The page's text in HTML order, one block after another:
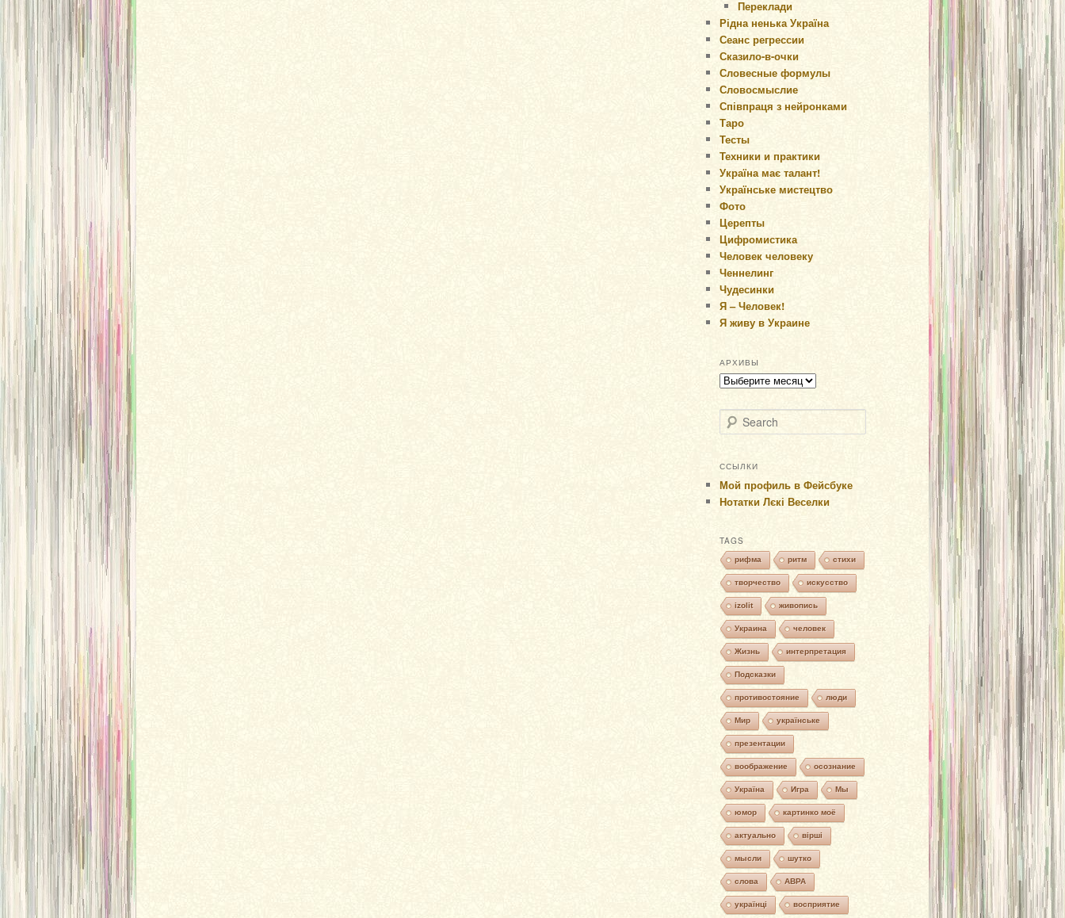
Переклади
Рідна ненька Україна
Сеанс регрессии
Сказило-в-очки
Словесные формулы
Словосмыслие
Співпраця з нейронками
Таро
Тесты
Техники и практики
Україна має талант!
Українське мистецтво
Фото
Церепты
Цифромистика
Человек человеку
Ченнелинг
Чудесинки
Я – Человек!
Я живу в Украине
АРХИВЫ
Архивы
Search
ССЫЛКИ
Мой профиль в Фейсбуке
Нотатки Лєкі Веселки
TAGS
рифма ритм стихи
творчество искусство
izolit живопись
Украина человек
Жизнь интерпретация
Подсказки
противостояние люди
Мир українське
презентации
воображение осознание
Україна Игра Мы
юмор картинко моё
актуально вірші
мысли шутко
слова АВРА
українці восприятие